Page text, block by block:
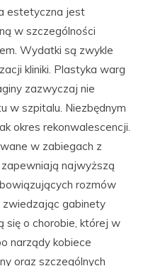
estetyczna jest
w szczególności
Wydatki są zwykle
kliniki. Plastyka warg
zazwyczaj nie
w szpitalu. Niezbędnym
okres rekonwalescencji.
w zabiegach z
najwyższą
rozmów
zwiedzając gabinety
się o chorobie, której w
narządy kobiece
oraz szczególnych